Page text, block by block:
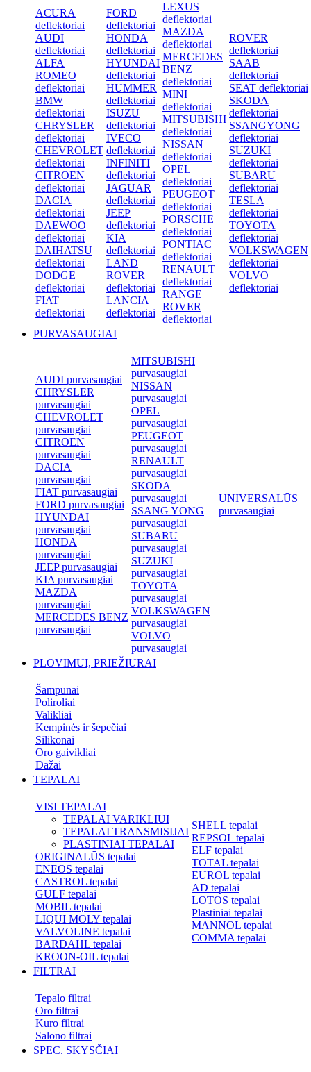
ACURA
deflektoriai
AUDI
deflektoriai
ALFA
ROMEO
deflektoriai
BMW
deflektoriai
CHRYSLER
deflektoriai
CHEVROLET
deflektoriai
CITROEN
deflektoriai
DACIA
deflektoriai
DAEWOO
deflektoriai
DAIHATSU
deflektoriai
DODGE
deflektoriai
FIAT
deflektoriai
FORD
deflektoriai
HONDA
deflektoriai
HYUNDAI
deflektoriai
HUMMER
deflektoriai
ISUZU
deflektoriai
IVECO
deflektoriai
INFINITI
deflektoriai
JAGUAR
deflektoriai
JEEP
deflektoriai
KIA
deflektoriai
LAND
ROVER
deflektoriai
LANCIA
deflektoriai
LEXUS
deflektoriai
MAZDA
deflektoriai
MERCEDES
BENZ
deflektoriai
MINI
deflektoriai
MITSUBISHI
deflektoriai
NISSAN
deflektoriai
OPEL
deflektoriai
PEUGEOT
deflektoriai
PORSCHE
deflektoriai
PONTIAC
deflektoriai
RENAULT
deflektoriai
RANGE
ROVER
deflektoriai
ROVER
deflektoriai
SAAB
deflektoriai
SEAT deflektoriai
SKODA
deflektoriai
SSANGYONG
deflektoriai
SUZUKI
deflektoriai
SUBARU
deflektoriai
TESLA
deflektoriai
TOYOTA
deflektoriai
VOLKSWAGEN
deflektoriai
VOLVO
deflektoriai
PURVASAUGIAI
AUDI purvasaugiai
CHRYSLER
purvasaugiai
CHEVROLET
purvasaugiai
CITROEN
purvasaugiai
DACIA
purvasaugiai
FIAT purvasaugiai
FORD purvasaugiai
HYUNDAI
purvasaugiai
HONDA
purvasaugiai
JEEP purvasaugiai
KIA purvasaugiai
MAZDA
purvasaugiai
MERCEDES BENZ
purvasaugiai
MITSUBISHI
purvasaugiai
NISSAN
purvasaugiai
OPEL
purvasaugiai
PEUGEOT
purvasaugiai
RENAULT
purvasaugiai
SKODA
purvasaugiai
SSANG YONG
purvasaugiai
SUBARU
purvasaugiai
SUZUKI
purvasaugiai
TOYOTA
purvasaugiai
VOLKSWAGEN
purvasaugiai
VOLVO
purvasaugiai
UNIVERSALŪS
purvasaugiai
PLOVIMUI, PRIEŽIŪRAI
Šampūnai
Poliroliai
Valikliai
Kempinės ir šepečiai
Silikonai
Oro gaivikliai
Dažai
TEPALAI
VISI TEPALAI
TEPALAI VARIKLIUI
TEPALAI TRANSMISIJAI
PLASTINIAI TEPALAI
ORIGINALŪS tepalai
ENEOS tepalai
CASTROL tepalai
GULF tepalai
MOBIL tepalai
LIQUI MOLY tepalai
VALVOLINE tepalai
BARDAHL tepalai
KROON-OIL tepalai
SHELL tepalai
REPSOL tepalai
ELF tepalai
TOTAL tepalai
EUROL tepalai
AD tepalai
LOTOS tepalai
Plastiniai tepalai
MANNOL tepalai
COMMA tepalai
FILTRAI
Tepalo filtrai
Oro filtrai
Kuro filtrai
Salono filtrai
SPEC. SKYSČIAI